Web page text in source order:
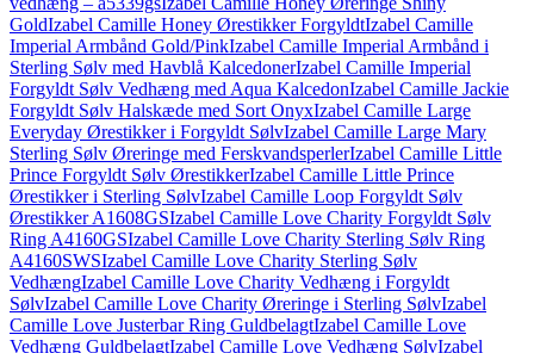
GoldIzabel Camille Honey Ørestikker ForgyldtIzabel Camille
Imperial Armbånd Gold/PinkIzabel Camille Imperial Armbånd i
Sterling Sølv med Havblå KalcedonerIzabel Camille Imperial
Forgyldt Sølv Vedhæng med Aqua KalcedonIzabel Camille Jackie
Forgyldt Sølv Halskæde med Sort OnyxIzabel Camille Large
Everyday Ørestikker i Forgyldt SølvIzabel Camille Large Mary
Sterling Sølv Øreringe med FerskvandsperlerIzabel Camille Little
Prince Forgyldt Sølv ØrestikkerIzabel Camille Little Prince
Ørestikker i Sterling SølvIzabel Camille Loop Forgyldt Sølv
Ørestikker A1608GSIzabel Camille Love Charity Forgyldt Sølv
Ring A4160GSIzabel Camille Love Charity Sterling Sølv Ring
A4160SWSIzabel Camille Love Charity Sterling Sølv
VedhængIzabel Camille Love Charity Vedhæng i Forgyldt
SølvIzabel Camille Love Charity Øreringe i Sterling SølvIzabel
Camille Love Justerbar Ring GuldbelagtIzabel Camille Love
Vedhæng GuldbelagtIzabel Camille Love Vedhæng SølvIzabel